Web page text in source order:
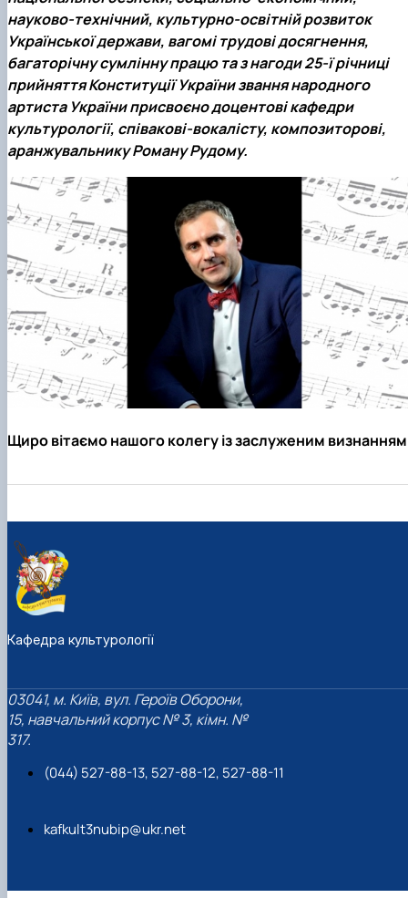
Гурток "Декоративна флористика"
Прес-студія "Ідеал"
Інструментальний ансамбль "Дивосвіт"
Мистецька студія "Вовняні мрії"
Тріо "ТоНіка"
науково-технічний, культурно-освітній розвиток
Української держави, вагомі трудові досягнення,
багаторічну сумлінну працю та з нагоди 25-ї річниці
прийняття Конституції Українизвання народного
артиста Україниприсвоєно доцентові кафедри
культурології, співакові-вокалісту, композиторові,
аранжувальникуРоману Рудому.
Щиро вітаємо нашого колегу із заслуженим
Кафедра культурології
03041, м. Київ, вул. Героїв Оборони,
15, навчальний корпус № 3, кімн. №
317.
(044) 527-88-13, 527-88-12, 527-88-11
kafkult3nubip@ukr.net